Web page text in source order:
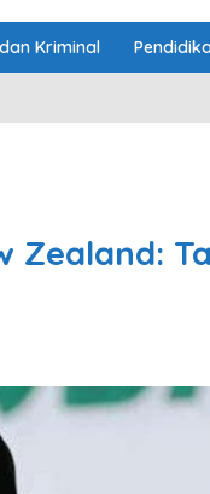
Kriminal
Zealand: